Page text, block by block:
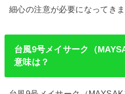
細心の注意が必要になってきま
台風9号メイサーク（
意味は？